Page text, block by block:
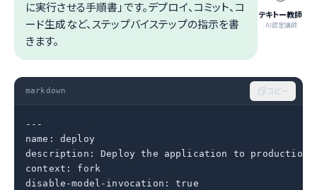
テキトー教師
.AI認定講師
に実行させる手順書」です。デプロイ、コミット、コ
ード生成など、ステップバイステップの指示を書
きます。
markdown コピー
---
name: deploy
description: Deploy the application to production
context: fork
disable-model-invocation: true